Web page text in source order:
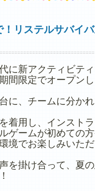
リステルサバイ
に新アクティビテ
間限定でオープン
に、チームに分か
着用し、インスト
ゲームが初めての
境でお楽しみいた
を掛け合って、夏